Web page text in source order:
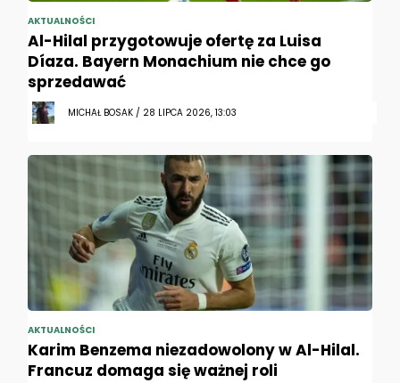
AKTUALNOŚCI
Al-Hilal przygotowuje ofertę za Luisa
Díaza. Bayern Monachium nie chce go
sprzedawać
MICHAŁ BOSAK / 28 LIPCA 2026, 13:03
AKTUALNOŚCI
Karim Benzema niezadowolony w Al-Hilal.
Francuz domaga się ważnej roli